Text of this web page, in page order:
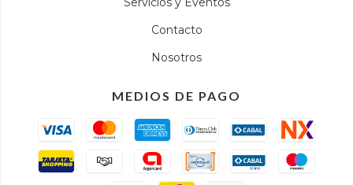
Contacto
Nosotros
MEDIOS DE PAGO